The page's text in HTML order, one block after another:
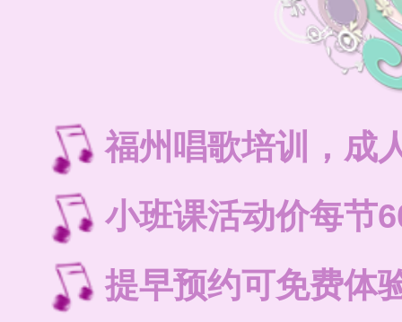
福州唱歌培训，成
小班课活动价每节
提早预约可免费体